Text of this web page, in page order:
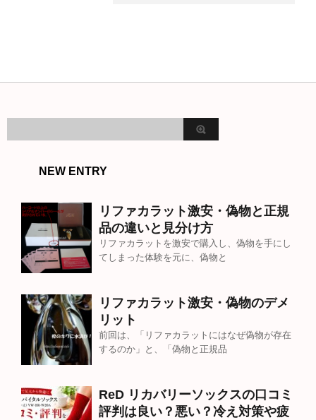
NEW ENTRY
リファカラット激安・偽物と正規
品の違いと見分け方
リファカラットを激安で購入し、偽物を手にし
てしまった体験を元に、偽物と
リファカラット激安・偽物のデメ
リット
前回は、「リファカラットにはなぜ偽物が存在
するのか」と、「偽物と正規品
ReD リカバリーソックスの口コミ
評判は良い？悪い？冷え対策や疲